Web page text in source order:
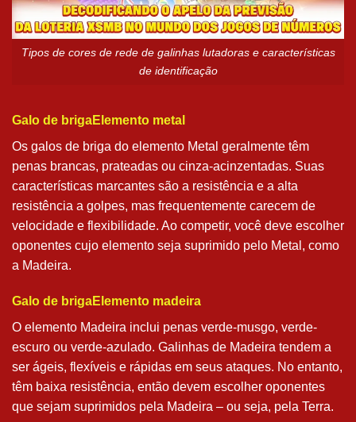
Tipos de cores de rede de galinhas lutadoras e características
de identificação
Galo de brigaElemento metal
Os galos de briga do elemento Metal geralmente têm
penas brancas, prateadas ou cinza-acinzentadas. Suas
características marcantes são a resistência e a alta
resistência a golpes, mas frequentemente carecem de
velocidade e flexibilidade. Ao competir, você deve escolher
oponentes cujo elemento seja suprimido pelo Metal, como
a Madeira.
Galo de brigaElemento madeira
O elemento Madeira inclui penas verde-musgo, verde-
escuro ou verde-azulado. Galinhas de Madeira tendem a
ser ágeis, flexíveis e rápidas em seus ataques. No entanto,
têm baixa resistência, então devem escolher oponentes
que sejam suprimidos pela Madeira – ou seja, pela Terra.